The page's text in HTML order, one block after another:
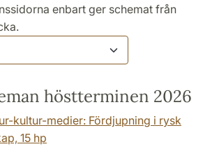
enbart ger schemat från
höstterminen 2026
kultur-medier: Fördjupning i rysk
15 hp